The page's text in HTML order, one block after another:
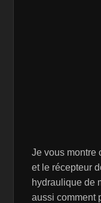
Je vous montre
et le récepteur
hydraulique de
aussi comment